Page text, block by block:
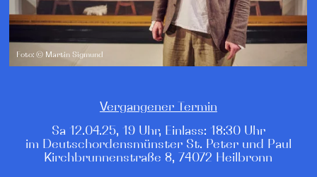
Foto: © Martin Sigmund
Vergangener Termin
Sa 12.04.25, 19 Uhr, Einlass: 18:30 Uhr
im Deutschordensmünster St. Peter und Paul
Kirchbrunnenstraße 8, 74072 Heilbronn